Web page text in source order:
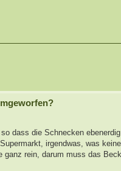
dass die Schnecken
irgendwas, was
rein, darum muss das